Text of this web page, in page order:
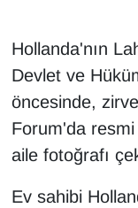
Hollanda'nın
Devlet ve
öncesinde,
Forum'da resmi
aile fotoğrafı
Ev sahibi
İngilizce
Kadın
Kamu
Kim